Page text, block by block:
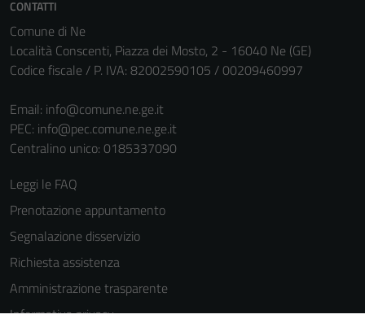
CONTATTI
Comune di Ne
Località Conscenti, Piazza dei Mosto, 2 - 16040 Ne (GE)
Codice fiscale / P. IVA: 82002590105 / 00209460997
Email: info@comune.ne.ge.it
PEC: info@pec.comune.ne.ge.it
Centralino unico: 0185337090
Leggi le FAQ
Prenotazione appuntamento
Segnalazione disservizio
Richiesta assistenza
Amministrazione trasparente